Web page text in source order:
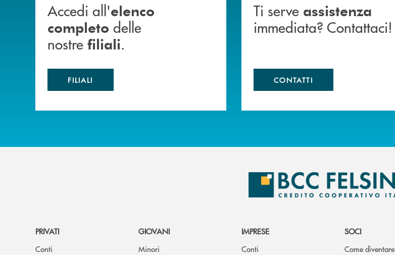
Accedi all'elenco
completo delle
nostre filiali.
FILIALI
Ti serve assistenza
immediata? Contattaci!
CONTATTI
PRIVATI
Conti
GIOVANI
Minori
IMPRESE
Conti
SOCI
Come diventare